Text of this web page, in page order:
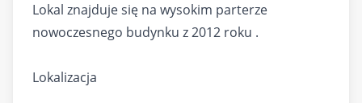
Lokal znajduje się na wysokim parterze
nowoczesnego budynku z 2012 roku .
Lokalizacja